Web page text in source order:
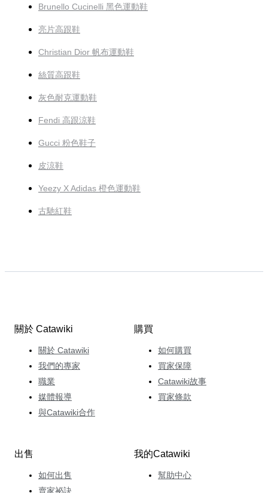
Brunello Cucinelli 黑色運動鞋
亮片高跟鞋
Christian Dior 帆布運動鞋
絲質高跟鞋
灰色耐克運動鞋
Fendi 高跟涼鞋
Gucci 粉色鞋子
皮涼鞋
Yeezy X Adidas 橙色運動鞋
古馳紅鞋
關於 Catawiki
關於 Catawiki
我們的專家
職業
媒體報導
與Catawiki合作
購買
如何購買
買家保障
Catawiki故事
買家條款
出售
如何出售
賣家祕訣
我的Catawiki
幫助中心